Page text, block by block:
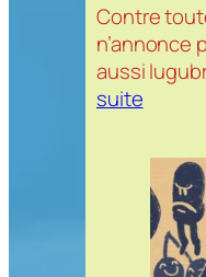
Contre
n’annonce
aussi
suite:
cardio
&
conseil